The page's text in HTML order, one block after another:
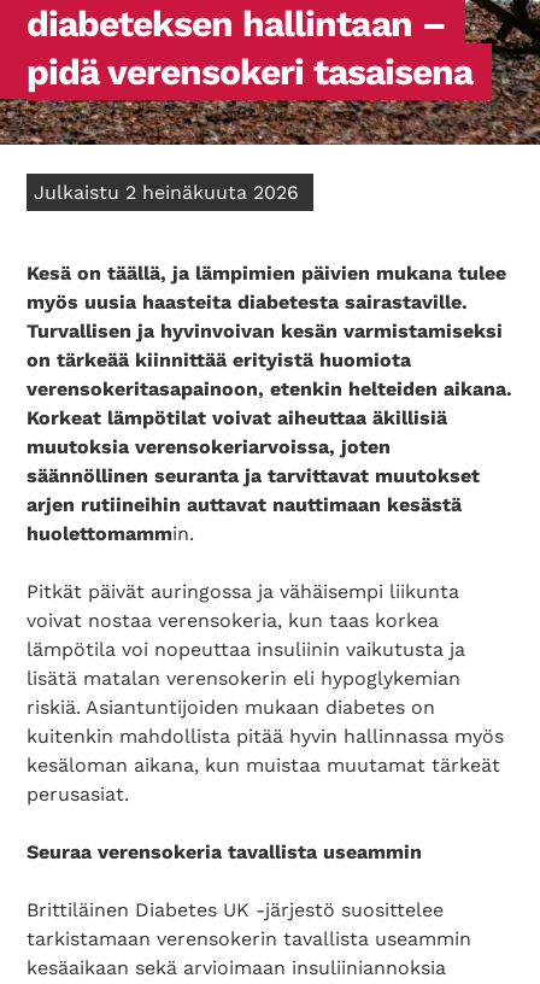
diabeteksen hallintaan –
pidä verensokeri tasaisena
Julkaistu 2 heinäkuuta 2026
Kesä on täällä, ja lämpimien päivien mukana tulee
myös uusia haasteita diabetesta sairastaville.
Turvallisen ja hyvinvoivan kesän varmistamiseksi
on tärkeää kiinnittää erityistä huomiota
verensokeritasapainoon, etenkin helteiden aikana.
Korkeat lämpötilat voivat aiheuttaa äkillisiä
muutoksia verensokeriarvoissa, joten
säännöllinen seuranta ja tarvittavat muutokset
arjen rutiineihin auttavat nauttimaan kesästä
huolettomammin.
Pitkät päivät auringossa ja vähäisempi liikunta
voivat nostaa verensokeria, kun taas korkea
lämpötila voi nopeuttaa insuliinin vaikutusta ja
lisätä matalan verensokerin eli hypoglykemian
riskiä. Asiantuntijoiden mukaan diabetes on
kuitenkin mahdollista pitää hyvin hallinnassa myös
kesäloman aikana, kun muistaa muutamat tärkeät
perusasiat.
Seuraa verensokeria tavallista useammin
Brittiläinen Diabetes UK -järjestö suosittelee
tarkistamaan verensokerin tavallista useammin
kesäaikaan sekä arvioimaan insuliiniannoksia